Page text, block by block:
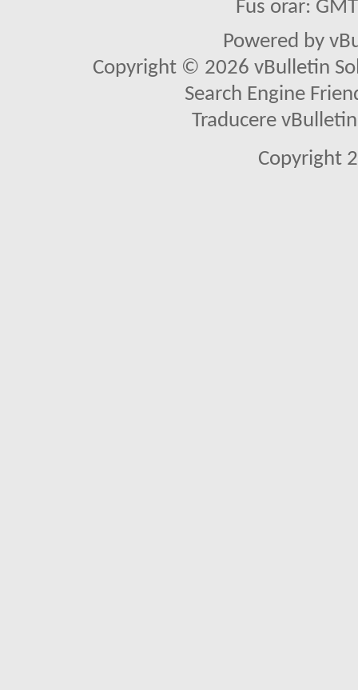
Fus orar:
Powered by
Copyright © 2026 vBulletin
Search Engine
Traducere
Copyright